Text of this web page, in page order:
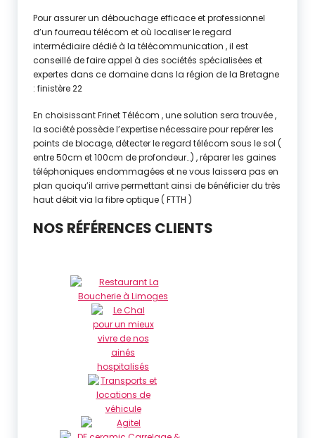
Pour assurer un débouchage efficace et professionnel
d’un fourreau télécom et où localiser le regard
intermédiaire dédié à la télécommunication , il est
conseillé de faire appel à des sociétés spécialisées et
expertes dans ce domaine dans la région de la Bretagne
: finistère 22
En choisissant Frinet Télécom , une solution sera trouvée ,
la société possède l’expertise nécessaire pour repérer les
points de blocage, détecter le regard télécom sous le sol (
entre 50cm et 100cm de profondeur…) , réparer les gaines
téléphoniques endommagées et ne vous laissera pas en
plan quoiqu’il arrive permettant ainsi de bénéficier du très
haut débit via la fibre optique ( FTTH )
NOS RÉFÉRENCES CLIENTS